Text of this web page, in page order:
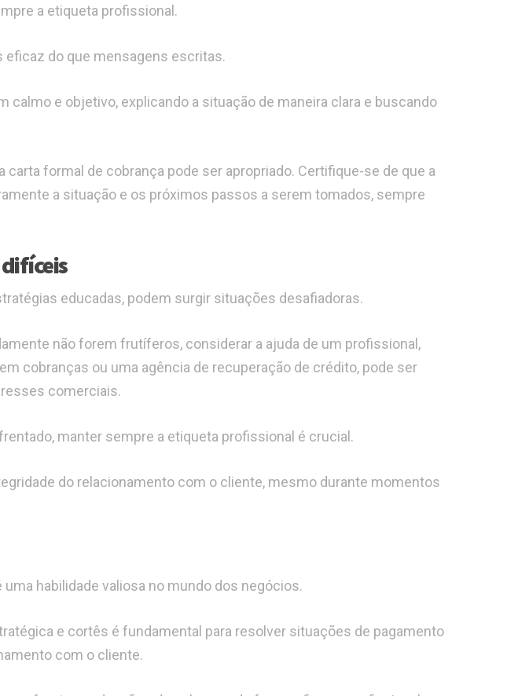
a etiqueta profissional.
eficaz do que mensagens escritas.
calmo e objetivo, explicando a situação de maneira clara e buscando
carta formal de cobrança pode ser apropriado. Certifique-se de que a
a situação e os próximos passos a serem tomados, sempre
educadas, podem surgir situações desafiadoras.
não forem frutíferos, considerar a ajuda de um profissional,
cobranças ou uma agência de recuperação de crédito, pode ser
comerciais.
manter sempre a etiqueta profissional é crucial.
do relacionamento com o cliente, mesmo durante momentos
habilidade valiosa no mundo dos negócios.
e cortês é fundamental para resolver situações de pagamento
com o cliente.